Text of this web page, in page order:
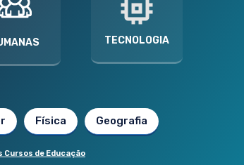
TECNOLOGIA
Física Geografia
Cursos de Educação